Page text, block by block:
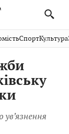
СловкоКультура
СпортКраєзнавство
Нерухомість
Домашні
СпортКультура